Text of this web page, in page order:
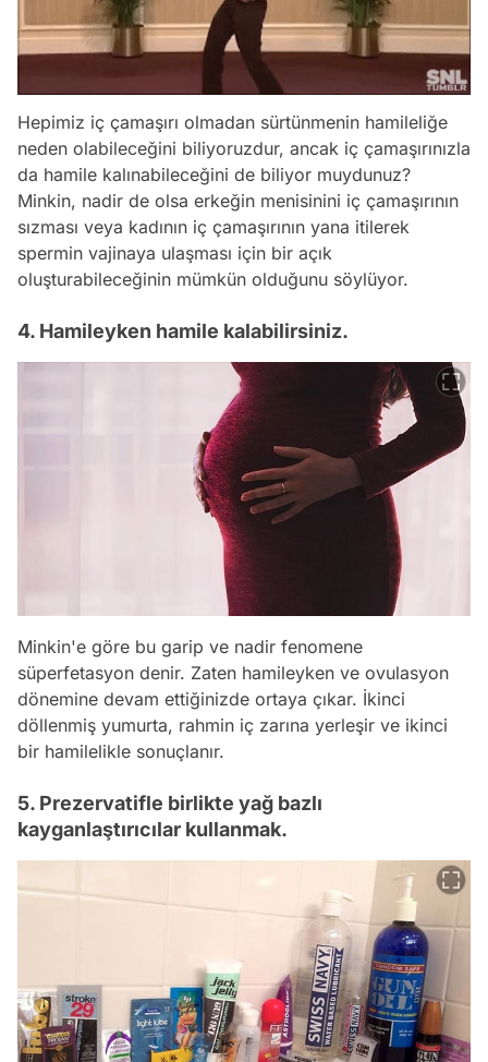
Hepimiz iç çamaşırı olmadan sürtünmenin hamileliğe
neden olabileceğini biliyoruzdur, ancak iç çamaşırınızla
da hamile kalınabileceğini de biliyor muydunuz?
Minkin, nadir de olsa erkeğin menisinini iç çamaşırının
sızması veya kadının iç çamaşırının yana itilerek
spermin vajinaya ulaşması için bir açık
oluşturabileceğinin mümkün olduğunu söylüyor.
4. Hamileyken hamile kalabilirsiniz.
Minkin'e göre bu garip ve nadir fenomene
süperfetasyon denir. Zaten hamileyken ve ovulasyon
dönemine devam ettiğinizde ortaya çıkar. İkinci
döllenmiş yumurta, rahmin iç zarına yerleşir ve ikinci
bir hamilelikle sonuçlanır.
5. Prezervatifle birlikte yağ bazlı
kayganlaştırıcılar kullanmak.